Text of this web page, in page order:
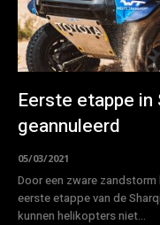
Eerste etappe
geannuleerd
05/03/2021
Door een zware
eerste etappe van de
kunnen helikopters niet...